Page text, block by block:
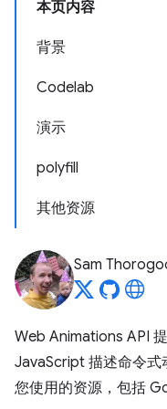
本页内容
背景
Codelab
演示
polyfill
其他资源
Sam
Web Animations API
JavaScript 描述命令式
您使用的资源，包括